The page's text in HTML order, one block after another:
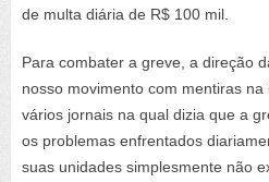
de multa diária de R$ 100 mil.
Para combater a greve, a direção
nosso movimento com mentiras
vários jornais na qual dizia que a
os problemas enfrentados
suas unidades simplesmente não